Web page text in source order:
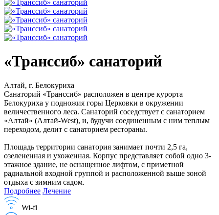
«Транссиб» санаторий
Алтай, г. Белокуриха
Санаторий «Транссиб» расположен в центре курорта
Белокуриха у подножия горы Церковки в окружении
величественного леса. Санаторий соседствует с санаторием
«Алтай» (Алтай-West), и, будучи соединенным с ним теплым
переходом, делит с санаторием рестораны.
Площадь территории санатория занимает почти 2,5 га,
озелененная и ухоженная. Корпус представляет собой одно 3-
этажное здание, не оснащенное лифтом, с приметной
радиальной входной группой и расположенной выше зоной
отдыха с зимним садом.
Подробнее Лечение
Wi-fi